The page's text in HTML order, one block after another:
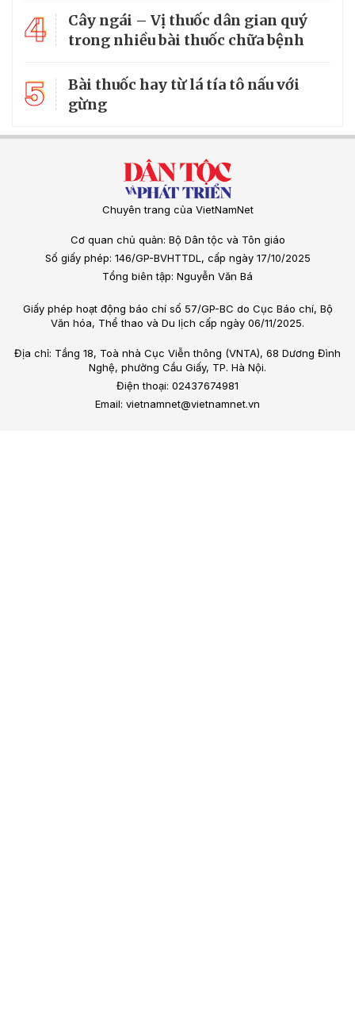
4
Cây ngái – Vị thuốc dân gian quý
trong nhiều bài thuốc chữa bệnh
5
Bài thuốc hay từ lá tía tô nấu với
gừng
Chuyên trang của VietNamNet
Cơ quan chủ quản: Bộ Dân tộc và Tôn giáo
Số giấy phép: 146/GP-BVHTTDL, cấp ngày 17/10/2025
Tổng biên tập: Nguyễn Văn Bá
Giấy phép hoạt động báo chí số 57/GP-BC do Cục Báo chí, Bộ
Văn hóa, Thể thao và Du lịch cấp ngày 06/11/2025.
Địa chỉ: Tầng 18, Toà nhà Cục Viễn thông (VNTA), 68 Dương Đình
Nghệ, phường Cầu Giấy, TP. Hà Nội.
Điện thoại: 02437674981
Email: vietnamnet@vietnamnet.vn